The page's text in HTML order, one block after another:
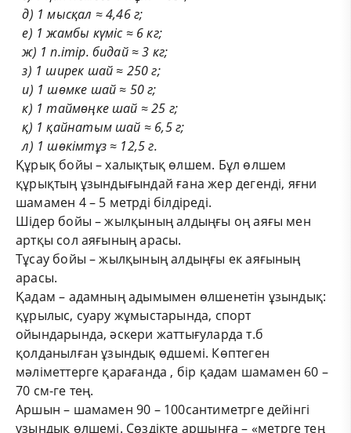
д) 1мысқал ≈ 4,46 г;
е) 1жамбы күміс≈ 6 кг;
ж) 1п.ітір. бидай≈ 3 кг;
з) 1 ширек шай ≈ 250 г;
и) 1 шөмке шай ≈ 50 г;
к) 1таймөңке шай ≈ 25 г;
қ) 1қайнатым шай ≈ 6,5 г;
л) 1 шөкімтұз≈ 12,5 г.
Құрық бойы – халықтық өлшем. Бұл өлшем
құрықтың ұзындығындай ғана жер дегенді, яғни
шамамен 4 – 5 метрді білдіреді.
Шідер бойы – жылқының алдыңғы оң аяғы мен
артқы сол аяғының арасы.
Тұсау бойы – жылқының алдыңғы ек аяғының
арасы.
Қадам – адамның адымымен өлшенетін ұзындық:
құрылыс, суару жұмыстарында, спорт
ойындарында, әскери жаттығуларда т.б
қолданылған ұзындық өдшемі. Көптеген
мәліметтерге қарағанда , бір қадам шамамен 60 –
70 см-ге тең.
Аршын – шамамен 90 – 100сантиметрге дейінгі
ұзындық өлшемі. Сөздікте аршынға – «метрге тең